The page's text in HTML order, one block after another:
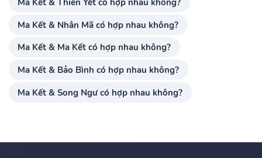
Ma Kết & Nhân Mã có hợp nhau không?
Ma Kết & Ma Kết có hợp nhau không?
Ma Kết & Bảo Bình có hợp nhau không?
Ma Kết & Song Ngư có hợp nhau không?